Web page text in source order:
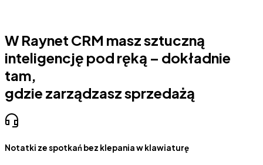
W Raynet CRM masz sztuczną
inteligencję pod ręką – dokładnie
tam,
gdzie zarządzasz sprzedażą
Notatki ze spotkań bez klepania w klawiaturę